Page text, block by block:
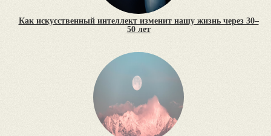
Как искусственный интеллект изменит нашу жизнь через 30–
50 лет